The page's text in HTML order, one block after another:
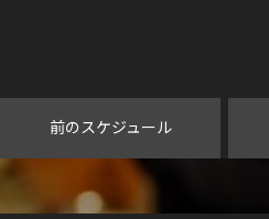
前のスケジュール